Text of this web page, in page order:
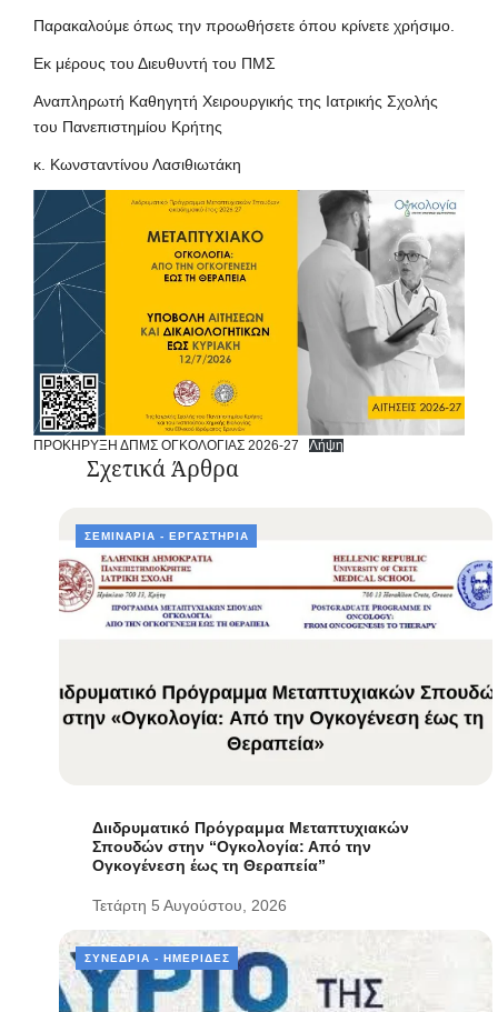
Παρακαλούμε όπως την προωθήσετε όπου κρίνετε χρήσιμο.
Εκ μέρους του Διευθυντή του ΠΜΣ
Αναπληρωτή Καθηγητή Χειρουργικής της Ιατρικής Σχολής
του Πανεπιστημίου Κρήτης
κ. Κωνσταντίνου Λασιθιωτάκη
ΠΡΟΚΗΡΥΞΗ ΔΠΜΣ ΟΓΚΟΛΟΓΙΑΣ 2026-27 Λήψη
Σχετικά Άρθρα
ΣΕΜΙΝΆΡΙΑ - ΕΡΓΑΣΤΉΡΙΑ
Διιδρυματικό Πρόγραμμα Μεταπτυχιακών
Σπουδών στην “Ογκολογία: Από την
Ογκογένεση έως τη Θεραπεία”
Τετάρτη 5 Αυγούστου, 2026
ΣΥΝΈΔΡΙΑ - ΗΜΕΡΊΔΕΣ